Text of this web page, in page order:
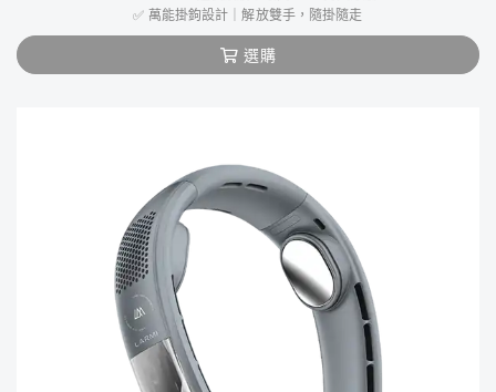
✅ 萬能掛鉤設計｜解放雙手，隨掛隨走
選購